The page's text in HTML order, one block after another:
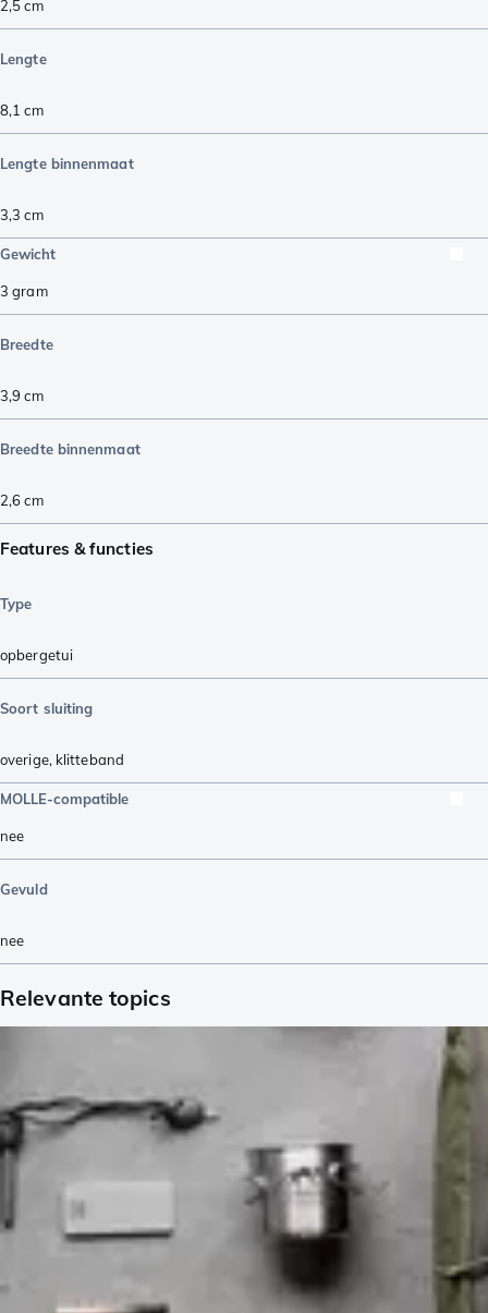
2,5cm
Lengte
8,1 cm
Lengte binnenmaat
3,3 cm
Gewicht
3 gram
Breedte
3,9 cm
Breedte binnenmaat
2,6cm
Features & functies
Type
opbergetui
Soort sluiting
overige, klitteband
MOLLE-compatible
nee
Gevuld
nee
Relevante topics